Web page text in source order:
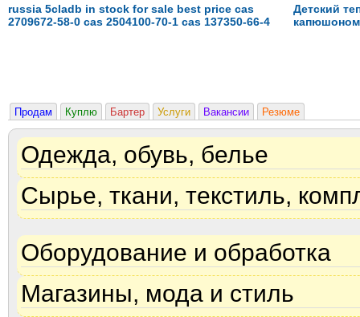
russia 5cladb in stock for sale best price cas
2709672-58-0 cas 2504100-70-1 cas 137350-66-4
Детский
капюшоном
Продам Куплю Бартер Услуги Вакансии Резюме
Одежда, обувь, белье
Сырье, ткани, текстиль,
Оборудование и обработка
Магазины, мода и стиль